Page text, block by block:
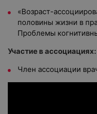
«Возраст-
половины жизни в
Проблемы
Участие в ассоциациях:
Член ассоциации